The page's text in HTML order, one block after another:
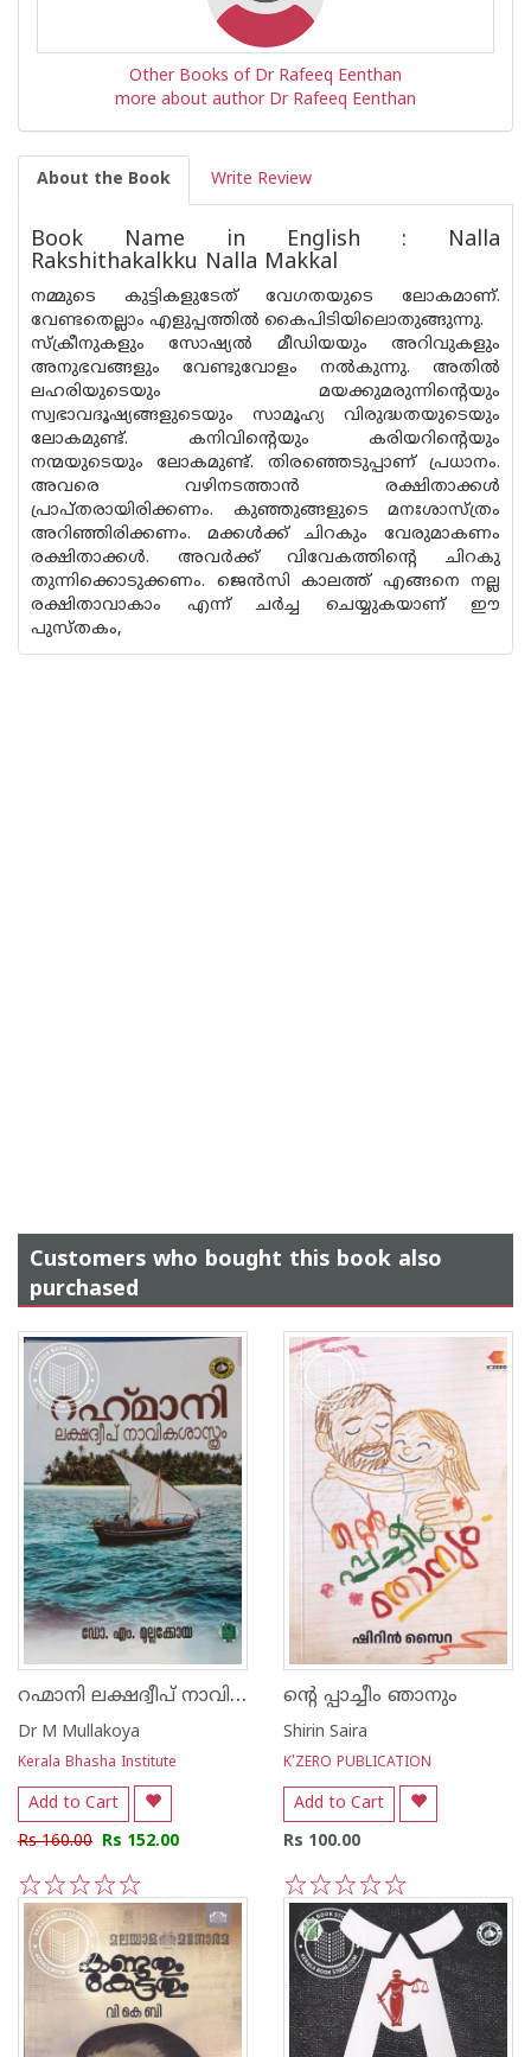
Other Books of Dr Rafeeq Eenthan
more about author Dr Rafeeq Eenthan
About the Book Write Review
Book Name in English : Nalla
Rakshithakalkku Nalla Makkal
നമ്മുടെ കുട്ടികളുടേത് വേഗതയുടെ ലോകമാണ്.
വേണ്ടതെല്ലാം എളുപ്പത്തിൽ കൈപിടിയിലൊതുങ്ങുന്നു.
സ്ക്രീനുകളും സോഷ്യൽ മീഡിയയും അറിവുകളും
അനുഭവങ്ങളും വേണ്ടുവോളം നൽകുന്നു. അതിൽ
ലഹരിയുടെയും മയക്കുമരുന്നിന്റെയും
സ്വഭാവദൂഷ്യങ്ങളുടെയും സാമൂഹ്യ വിരുദ്ധതയുടെയും
ലോകമുണ്ട്. കനിവിൻ്റെയും കരിയറിന്റെയും
നന്മയുടെയും ലോകമുണ്ട്. തിരഞ്ഞെടുപ്പാണ് പ്രധാനം.
അവരെ വഴിനടത്താൻ രക്ഷിതാക്കൾ
പ്രാപ്‌തരായിരിക്കണം. കുഞ്ഞുങ്ങളുടെ മനഃശാസ്ത്രം
അറിഞ്ഞിരിക്കണം. മക്കൾക്ക് ചിറകും വേരുമാകണം
രക്ഷിതാക്കൾ. അവർക്ക് വിവേകത്തിൻ്റെ ചിറകു
തുന്നിക്കൊടുക്കണം. ജെൻസി കാലത്ത് എങ്ങനെ നല്ല
രക്ഷിതാവാകാം എന്ന് ചർച്ച ചെയ്യുകയാണ് ഈ
പുസ്ത‌കം,
Customers who bought this book also
purchased
റഹ്മാനി ലക്ഷദ്വീപ് നാവികശാസ്ത്രം
Dr M Mullakoya
Kerala Bhasha Institute
Add to Cart
Rs 160.00 Rs 152.00
5
4
3
2
1
ന്റെ പ്പാച്ചീം ഞാനും
Shirin Saira
K'ZERO PUBLICATION
Add to Cart
Rs 100.00
5
4
3
2
1